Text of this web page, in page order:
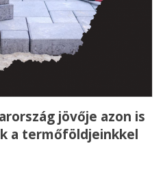
jövője azon is
a termőföldjeinkkel